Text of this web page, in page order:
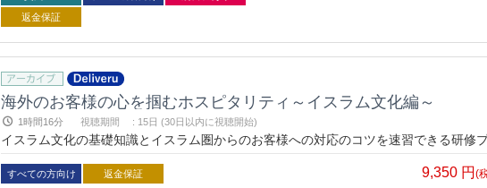
返金保証
海外のお客様の心を掴むホスピタリティ～イスラム文化編～
1時間16分 視聴期間 : 15日 (30日以内に視聴開始)
イスラム文化の基礎知識とイスラム圏からのお客様への対応のコツを速習できる研修
者は世界人口の24%を占めると言われます。また、世界197か国のうち、イスラム
は、57か国もあります。親日派の人も多くいる地域です。イスラム文化圏からお客
すべての方向け 返金保証 9,350 円(